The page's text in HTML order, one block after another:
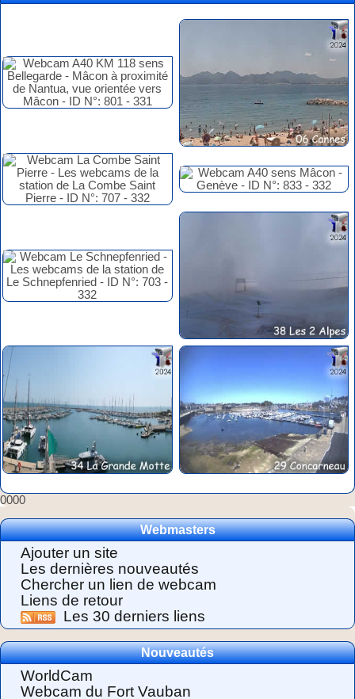
0000
Webmasters
Ajouter un site
Les dernières nouveautés
Chercher un lien de webcam
Liens de retour
Les 30 derniers liens
Nouveautés
WorldCam
Webcam du Fort Vauban